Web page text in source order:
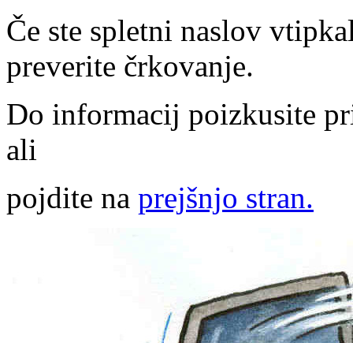
Če ste spletni naslov
preverite črkovanje.
Do informacij poizkusite
ali
pojdite na prejšnjo stran.